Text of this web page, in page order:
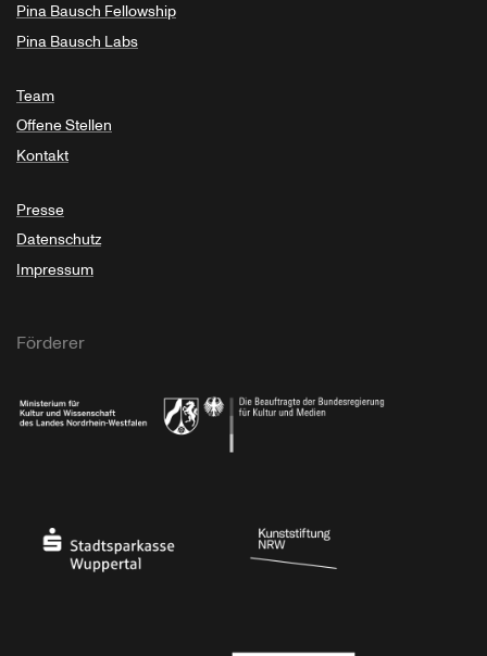
Pina Bausch Fellowship
Pina Bausch Labs
Team
Offene Stellen
Kontakt
Presse
Datenschutz
Impressum
Förderer